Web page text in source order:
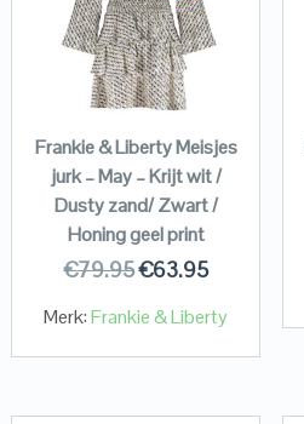
Frankie & Liberty Meisjes
jurk – May – Krijt wit /
Dusty zand/ Zwart /
Honing geel print
€79.95€63.95
Merk:Frankie & Liberty